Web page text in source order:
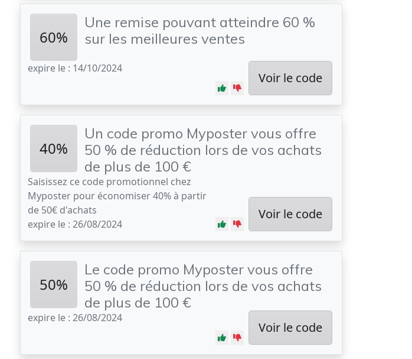
60%
Une remise pouvant atteindre 60 %
sur les meilleures ventes
expire le : 14/10/2024
Voir le code
40%
Un code promo Myposter vous offre
50 % de réduction lors de vos achats
de plus de 100 €
Saisissez ce code promotionnel chez
Myposter pour économiser 40% à partir
de 50€ d'achats
expire le : 26/08/2024
Voir le code
50%
Le code promo Myposter vous offre
50 % de réduction lors de vos achats
de plus de 100 €
expire le : 26/08/2024
Voir le code